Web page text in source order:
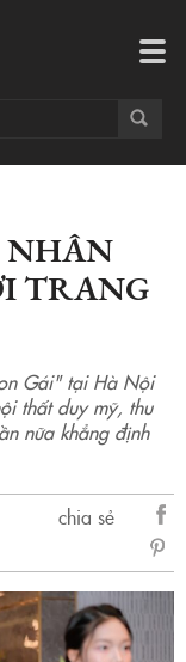
NHÂN
TRANG
Gái" tại Hà Nội
thất duy mỹ, thu
nữa khẳng định
chia sẻ
sẻ